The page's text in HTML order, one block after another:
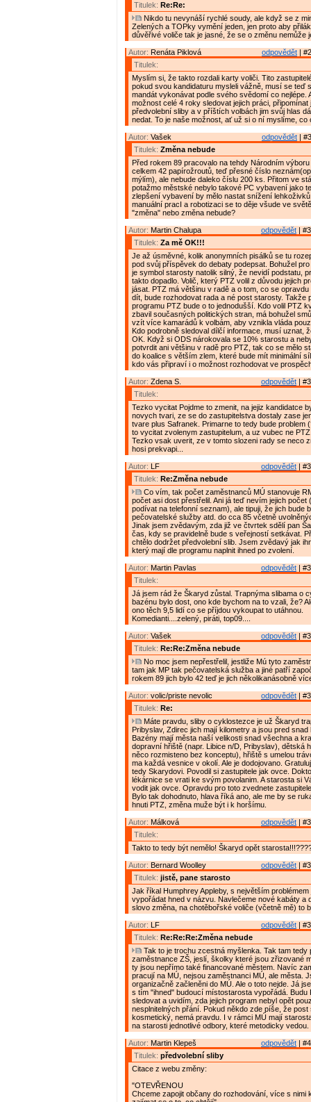
Titulek: Re:Re:
Nikdo tu nevynáší rychlé soudy, ale když se z
Zelených a TOPky vymění jeden, jen proto aby
důvěřivé voliče tak je jasné, že se o změnu nemůže
odpovědět |
Autor: Renáta Piklová
Titulek:
Myslím si, že takto rozdali karty voliči. Tito
pokud svou kandidaturu mysleli vážně, musí se teď
mandát vykonávat podle svého svědomí co nejlépe.
možnost celé 4 roky sledovat jejich práci, připomínat
předvolební sliby a v příštích volbách jim svůj hlas
nedat. To je naše možnost, ať už si o ní myslíme, co
odpovědět |
Autor: Vašek
Titulek: Změna nebude
Před rokem 89 pracovalo na tehdy Národním
celkem 42 papírožroutů, teď přesné číslo
mýlím), ale nebude daleko číslu 200 ks. Přitom ve
potažmo městské nebylo takové PC vybavení jako
zlepšení vybavení by mělo nastat snížení
manuální pracI a robotizaci se to děje všude ve
"změna" nebo změna nebude?
odpovědět |
Autor: Martin Chalupa
Titulek: Za mě OK!!!
Je až úsměvné, kolik anonymních pisálků se tu
pod svůj příspěvek do debaty podepsat. Bohužel
je symbol starosty natolik silný, že nevidí podstatu,
takto dopadlo. Volič, který PTZ volil z důvodu jejich
jásat. PTZ má většinu v radě a o tom, co se
dít, bude rozhodovat rada a né post starosty. Takže
programu PTZ bude o to jednodušší. Kdo volil PTZ
zbavil současných politických stran, má bohužel
vzít více kamarádů k volbám, aby vznikla vláda
Kdo podrobně sledoval dílčí informace, musí uznat,
OK. Když si ODS nárokovala se 10% starostu a
potvrdit ani většinu v radě pro PTZ, tak co se mělo
do koalice s větším zlem, které bude mít minimální
kdo vás připraví i o možnost rozhodovat ve
odpovědět |
Autor: Zdena S.
Titulek:
Tezko vycitat Pojdme to zmenit, na jejiz kandidatce
novych tvari, ze se do zastupitelstva dostaly zase
tvare plus Safranek. Primarne to tedy bude problem
to vycitat zvolenym zastupitelum, a uz vubec ne
Tezko vsak uverit, ze v tomto slozeni rady se neco
hosi prekvapi...
odpovědět |
Autor: LF
Titulek: Re:Změna nebude
Co vím, tak počet zaměstnanců MÚ stanovuje
počet asi dost přestřelil. Ani já teď nevím jejich počet
podívat na telefonní seznam), ale tipuji, že jich bude
pečovatelské služby atd. do cca 85 včetně
Jinak jsem zvědavým, zda již ve čtvrtek sdělí pan
čas, kdy se pravidelně bude s veřejností setkávat.
chtělo dodržet předvolební slib. Jsem zvědavý jak
který mají dle programu naplnit ihned po zvolení.
odpovědět |
Autor: Martin Pavlas
Titulek:
Já jsem rád že Škaryd zůstal. Trapnýma slibama o
bazénu bylo dost, ono kde bychom na to vzali, že?
ono těch 9,5 lidí co se příjdou vykoupat to utáhnou.
Komedianti....zelený, piráti, top09....
odpovědět |
Autor: Vašek
Titulek: Re:Re:Změna nebude
No moc jsem nepřestřelil, jestliže Mú tyto
tam jak MP tak pečovatelská služba a jiné patří
rokem 89 jich bylo 42 teď je jich několikanásobně
odpovědět |
Autor: volic/priste nevolic
Titulek: Re:
Máte pravdu, sliby o cyklostezce je už Škaryd
Pribyslav, Zdirec jich mají kilometry a jsou pred snad
Bazény mají města naší velikosti snad všechna a
dopravní hřiště (napr. Libice n/D, Pribyslav), dětská
něco rozmisteno bez konceptu), hřiště s umelou
ma každá vesnice v okolí. Ale je dodojovano.
tedy Skarydovi. Povodil si zastupitele jak ovce.
lékárnice se vrati ke svým povolanim. A starosta si
vodit jak ovce. Opravdu pro toto zvednete
Bylo tak dohodnuto, hlava říká ano, ale me by se
hnuti PTZ, změna muže být i k horšímu.
odpovědět |
Autor: Málková
Titulek:
Takto to tedy být nemělo! Škaryd opět
odpovědět |
Autor: Bernard Woolley
Titulek: jistě, pane starosto
Jak říkal Humphrey Appleby, s největším problémem
vypořádat hned v názvu. Navlečeme nové kabáty a
slovo změna, na chotěbořské voliče (včetně mě) to
odpovědět |
Autor: LF
Titulek: Re:Re:Re:Změna nebude
Tak to je trochu zcestná myšlenka. Tak tam tedy
zaměstnance ZŠ, jeslí, školky které jsou zřizované
ty jsou nepřímo také financované městem. Navíc
pracují na MÚ, nejsou zaměstnanci MÚ, ale města.
organizačně začleněni do MÚ. Ale o toto nejde. Já
s tím "ihned" budoucí místostarosta vypořádá. Budu
sledovat a uvidím, zda jejich program nebyl opět
nesplnitelných přání. Pokud někdo zde píše, že post
kosmetický, nemá pravdu. I v rámci MÚ mají
na starosti jednotlivé odbory, které metodicky vedou.
odpovědět |
Autor: Martin Klepeš
Titulek: předvolební sliby
Citace z webu změny:
"OTEVŘENOU
Chceme zapojit občany do rozhodování, více s nimi